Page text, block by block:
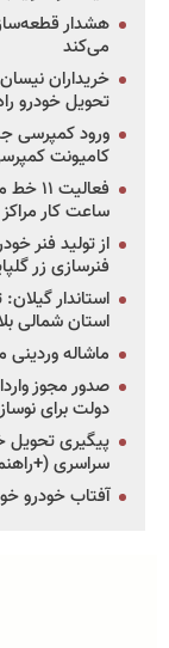
هشدار
می‌کند
خریداران نیسان
تحویل خودرو
ورود کمپرسی
کامیونت
ساعت کار
از تولید فنر
فنرسازی زر
استان شمالی
ماشاله
دولت برای
پیگیری تحویل
سراسری
آفتاب خودرو